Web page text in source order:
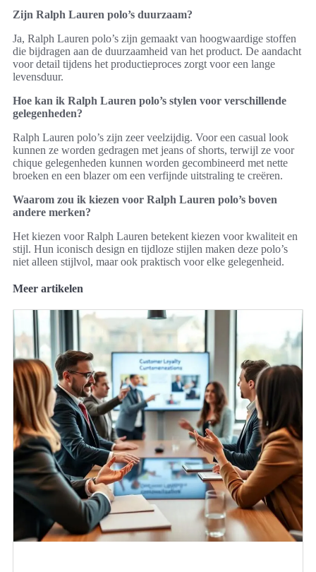
Zijn Ralph Lauren polo’s duurzaam?
Ja, Ralph Lauren polo’s zijn gemaakt van hoogwaardige stoffen
die bijdragen aan de duurzaamheid van het product. De aandacht
voor detail tijdens het productieproces zorgt voor een lange
levensduur.
Hoe kan ik Ralph Lauren polo’s stylen voor verschillende
gelegenheden?
Ralph Lauren polo’s zijn zeer veelzijdig. Voor een casual look
kunnen ze worden gedragen met jeans of shorts, terwijl ze voor
chique gelegenheden kunnen worden gecombineerd met nette
broeken en een blazer om een verfijnde uitstraling te creëren.
Waarom zou ik kiezen voor Ralph Lauren polo’s boven
andere merken?
Het kiezen voor Ralph Lauren betekent kiezen voor kwaliteit en
stijl. Hun iconisch design en tijdloze stijlen maken deze polo’s
niet alleen stijlvol, maar ook praktisch voor elke gelegenheid.
Meer artikelen